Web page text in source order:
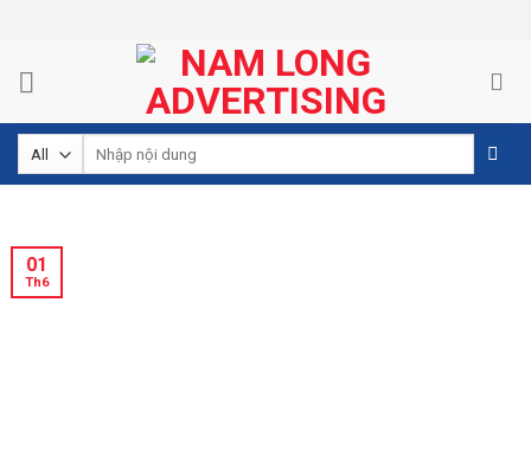
content
Tìm
kiếm:
01
Th6